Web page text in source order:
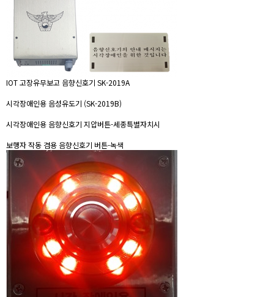
IOT 고장유무보고 음향신호기 SK-2019A
시각장애인용 음성유도기 (SK-2019B)
시각장애인용 음향신호기 지압버튼-세종특별자치시
보행자 작동 겸용 음향신호기 버튼-녹색